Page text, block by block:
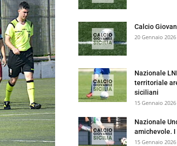
Calcio
20 Gennaio 2026
Nazionale
territoriale
siciliani
15 Gennaio 2026
Nazionale
amichevole.
15 Gennaio 2026